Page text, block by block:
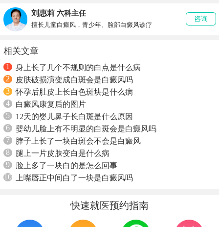
刘惠莉 六科主任
擅长儿童白癜风，青少年、脸部白癜风诊疗
咨询
相关文章
1
身上长了几个不规则的白点是什么病
2
皮肤破损演变成白斑会是白癜风吗
3
怀孕后肚皮上长白色斑块是什么病
4
白癜风康复后的图片
5
12天的婴儿鼻子长白斑是什么原因
6
婴幼儿脸上有不明显的白斑会是白癜风吗
7
脖子上长了一块白斑会不会是白癜风
8
腿上一片皮肤变白是什么病
9
脸上多了一块白的是怎么回事
10
上嘴唇正中间白了一块是白癜风吗
快速就医预约指南